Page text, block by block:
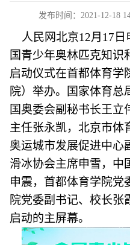
发布时间：2021-12-18
人民网北京12月17
国青少年奥林匹克知识
启动仪式在首都体育学
院）举办。国家体育总
国奥委会副秘书长王立
主任张永凯，北京市体
奥运城市发展促进中心
滑冰协会主席申雪，中
申震，首都体育学院党
院党委副书记、校长张
启动的主屏幕。